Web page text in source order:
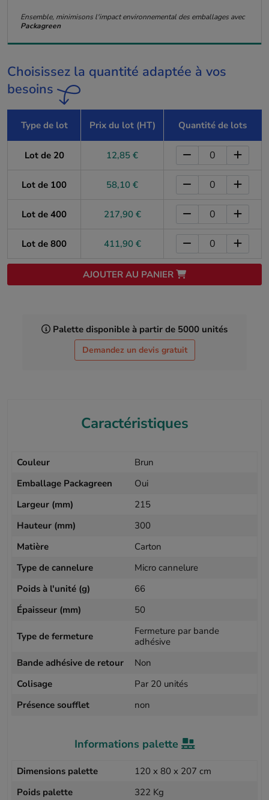
Ensemble, minimisons l'impact environnemental des emballages avec
Packagreen
Choisissez la quantité adaptée à vos
besoins
Type de lot Prix du lot (HT) Quantité de lots
Lot de 20 12,85 €
Lot de 100 58,10 €
Lot de 400 217,90 €
Lot de 800 411,90 €
AJOUTER AU PANIER
Palette disponible à partir de 5000 unités
Demandez un devis gratuit
Caractéristiques
Couleur
Brun
Emballage Packagreen
Oui
Largeur (mm)
215
Hauteur (mm)
300
Matière
Carton
Type de cannelure
Micro cannelure
Poids à l'unité (g)
66
Épaisseur (mm)
50
Type de fermeture
Fermeture par bande
adhésive
Bande adhésive de retour
Non
Colisage
Par 20 unités
Présence soufflet
non
Informations palette
Dimensions palette
120 x 80 x 207 cm
Poids palette
322 Kg